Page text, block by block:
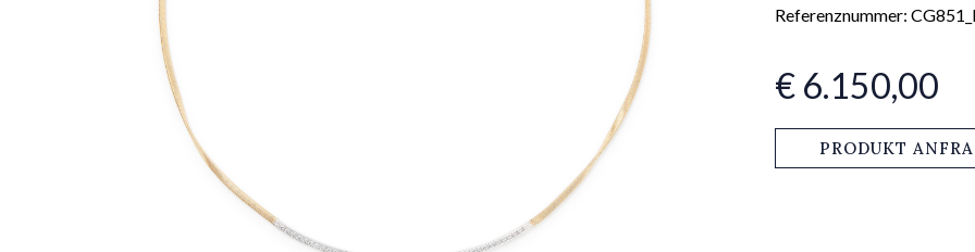
Referenznummer:
€ 6.150,00
PRODUKT